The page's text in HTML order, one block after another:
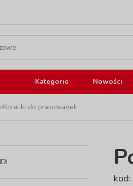
Kategorie Nowości
»Koraliki do prasowanek